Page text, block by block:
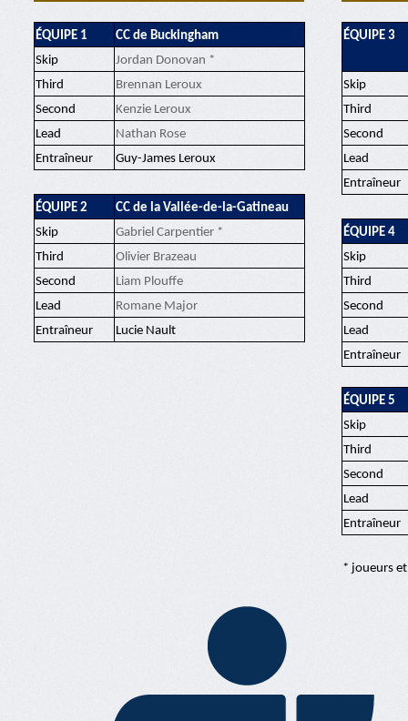
ÉQUIPE 1 CC de Buckingham
ÉQUIPE 3
Skip
Jordan Donovan *
Third
Brennan Leroux
Skip
Second
Kenzie Leroux
Third
Lead
Nathan Rose
Second
Entraîneur
Guy-James Leroux
Lead
Entraîneur
ÉQUIPE 2
CC de la Vallée-de-la-Gatineau
Skip
Gabriel Carpentier *
ÉQUIPE 4
Third
Olivier Brazeau
Skip
Second
Liam Plouffe
Third
Lead
Romane Major
Second
Entraîneur
Lucie Nault
Lead
Entraîneur
ÉQUIPE 5
Skip
Third
Second
Lead
Entraîneur
* joueurs